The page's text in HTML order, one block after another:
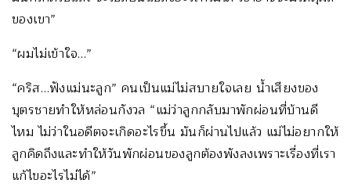
ของเขา”
“ผมไม่เข้าใจ…”
“คริส…ฟังแม่นะลูก” คนเป็นแม่ไม่สบายใจเลย น้ำเสียงของ
บุตรชายทำให้หล่อนกังวล “แม่ว่าลูกกลับมาพักผ่อนที่บ้านดี
ไหม ไม่ว่าในอดีตจะเกิดอะไรขึ้น มันก็ผ่านไปแล้ว แม่ไม่อยากให้
ลูกคิดถึงและทำให้วันพักผ่อนของลูกต้องพังลงเพราะเรื่องที่เรา
แก้ไขอะไรไม่ได้”